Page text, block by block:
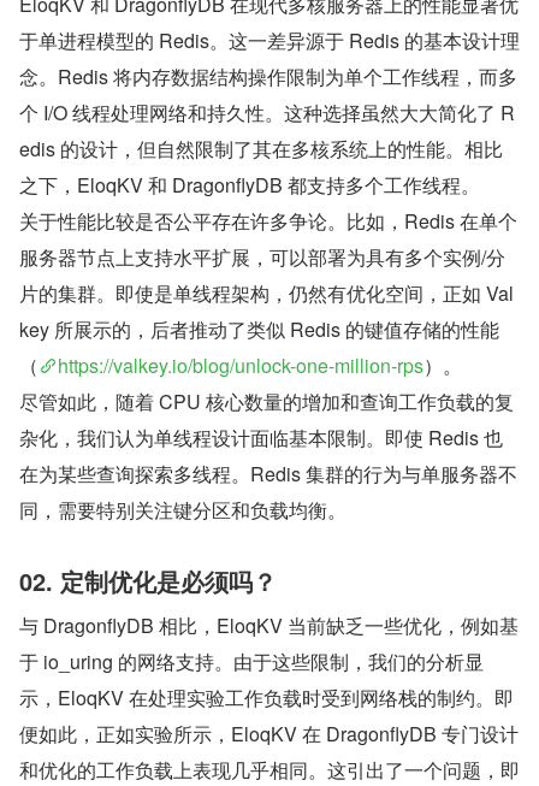
于单进程模型的 Redis。这一差异源于 Redis 的基本设计理
念。Redis 将内存数据结构操作限制为单个工作线程，而多
个 I/O 线程处理网络和持久性。这种选择虽然大大简化了 R
edis 的设计，但自然限制了其在多核系统上的性能。相比
之下，EloqKV 和 DragonflyDB 都支持多个工作线程。
关于性能比较是否公平存在许多争论。比如，Redis 在单个
服务器节点上支持水平扩展，可以部署为具有多个实例/分
片的集群。即使是单线程架构，仍然有优化空间，正如 Val
key 所展示的，后者推动了类似 Redis 的键值存储的性能
（
https://valkey.io/blog/unlock-one-million-rps）。
尽管如此，随着 CPU 核心数量的增加和查询工作负载的复
杂化，我们认为单线程设计面临基本限制。即使 Redis 也
在为某些查询探索多线程。Redis 集群的行为与单服务器不
同，需要特别关注键分区和负载均衡。
02. 定制优化是必须吗？
与 DragonflyDB 相比，EloqKV 当前缺乏一些优化，例如基
于 io_uring 的网络支持。由于这些限制，我们的分析显
示，EloqKV 在处理实验工作负载时受到网络栈的制约。即
便如此，正如实验所示，EloqKV 在 DragonflyDB 专门设计
和优化的工作负载上表现几乎相同。这引出了一个问题，即